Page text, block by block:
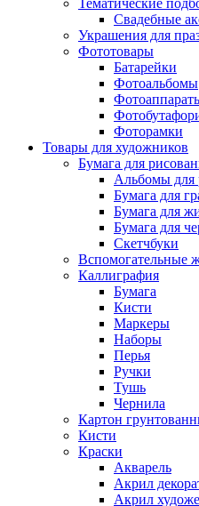
Тематические
Свадебные
Украшения для
Фототовары
Батарейки
Фотоальбомы
Фоторамки
Товары для художников
Бумага для
Альбомы для
Бумага для
Бумага для
Бумага для
Скетчбуки
Вспомогательные
Каллиграфия
Бумага
Кисти
Маркеры
Наборы
Перья
Ручки
Тушь
Чернила
Картон
Кисти
Краски
Акварель
Акрил
Акрил